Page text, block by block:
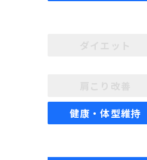
健康・体型維持